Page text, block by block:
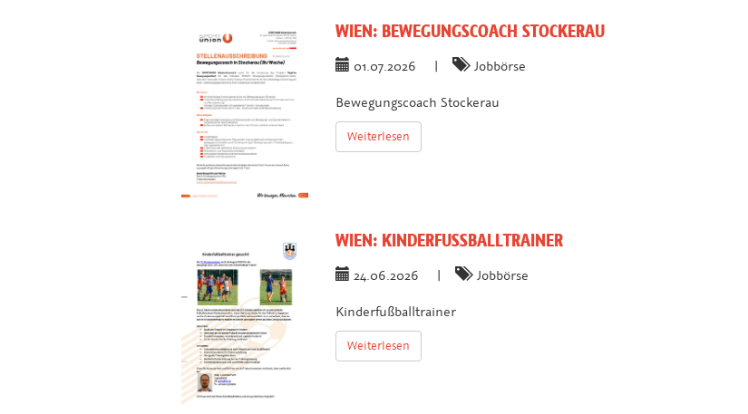
WIEN: BEWEGUNGSCOACH STOCKERAU
01.07.2026 | Jobbörse
Bewegungscoach Stockerau
Weiterlesen
WIEN: KINDERFUSSBALLTRAINER
24.06.2026 | Jobbörse
Kinderfußballtrainer
Weiterlesen